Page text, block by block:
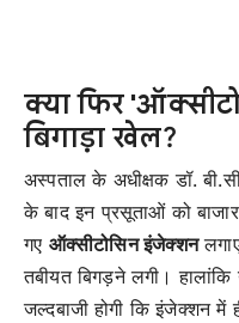
क्या फिर
बिगाड़ा खेल?
अस्पताल के अधीक्षक डॉ.
के बाद इन प्रसूताओं को
गए ऑक्सीटोसिन इंजेक्शन
तबीयत बिगड़ने लगी।
जल्दबाजी होगी कि इंजेक्शन में